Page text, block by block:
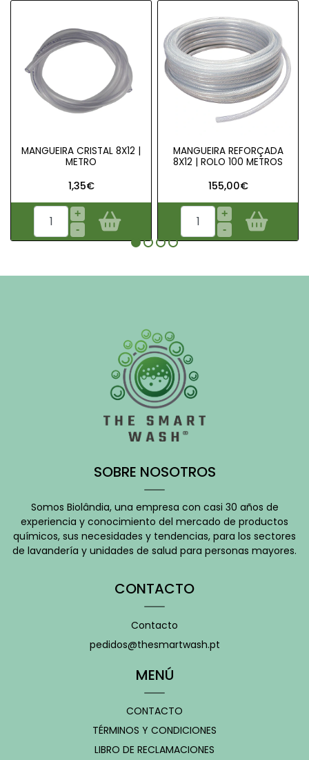
MANGUEIRA CRISTAL 8X12 |
METRO
1,35€
+
-
MANGUEIRA REFORÇADA
8X12 | ROLO 100 METROS
155,00€
+
-
SOBRE NOSOTROS
Somos Biolândia, una empresa con casi 30 años de
experiencia y conocimiento del mercado de productos
químicos, sus necesidades y tendencias, para los sectores
de lavandería y unidades de salud para personas mayores.
CONTACTO
Contacto
pedidos@thesmartwash.pt
MENÚ
CONTACTO
TÉRMINOS Y CONDICIONES
LIBRO DE RECLAMACIONES